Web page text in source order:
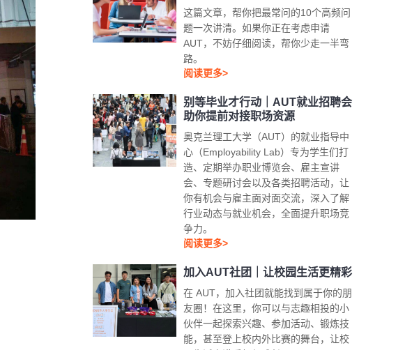
这篇文章，帮你把最常问的10个高频问
题一次讲清。如果你正在考虑申请
AUT，不妨仔细阅读，帮你少走一半弯
路。
阅读更多>
别等毕业才行动｜AUT就业招聘会
助你提前对接职场资源
奥克兰理工大学（AUT）的就业指导中
心（Employability Lab）专为学生们打
造、定期举办职业博览会、雇主宣讲
会、专题研讨会以及各类招聘活动，让
你有机会与雇主面对面交流，深入了解
行业动态与就业机会，全面提升职场竞
争力。
阅读更多>
加入AUT社团｜让校园生活更精彩
在 AUT，加入社团就能找到属于你的朋
友圈！在这里，你可以与志趣相投的小
伙伴一起探索兴趣、参加活动、锻炼技
能，甚至登上校内外比赛的舞台，让校